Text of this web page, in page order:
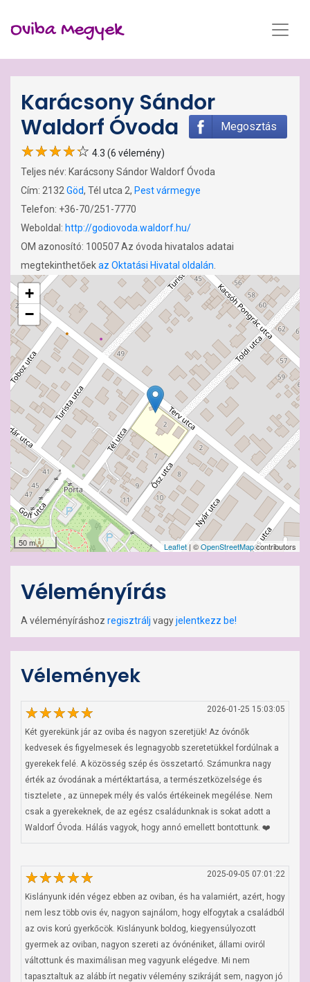
Oviba Megyek
Karácsony Sándor
Waldorf Óvoda
Megosztás
4.3 (6 vélemény)
Teljes név: Karácsony Sándor Waldorf Óvoda
Cím: 2132 Göd, Tél utca 2, Pest vármegye
Telefon: +36-70/251-7770
Weboldal: http://godiovoda.waldorf.hu/
OM azonosító: 100507 Az óvoda hivatalos adatai
megtekinthetőekaz Oktatási Hivatal oldalán
+
−
50 m Leaflet| ©OpenStreetMapcontributors
Véleményírás
A véleményíráshoz regisztrálj vagyjelentkezz be!
Vélemények
2026-01-25 15:03:05
Két gyerekünk jár az oviba és nagyon szeretjük! Az óvónők
kedvesek és figyelmesek és legnagyobb szeretetükkel fordúlnak a
gyerekek felé. A közösség szép és összetartó. Számunkra nagy
érték az óvodának a mértéktartása, a természetközelsége és
tisztelete , az ünnepek mély és valós értékeinek megélése. Nem
csak a gyerekeknek, de az egész családunknak is sokat adott a
Waldorf Óvoda. Hálás vagyok, hogy annó emellett bontottunk. ❤️
2025-09-05 07:01:22
Kislányunk idén végez ebben az oviban, és ha valamiért, azért, hogy
nem lesz több ovis év, nagyon sajnálom, hogy elfogytak a családból
az ovis korú gyerkőcök. Kislányunk boldog, kiegyensúlyozott
gyermek az oviban, nagyon szereti az óvónéniket, állami oviról
váltottunk és maximálisan meg vagyunk elégedve. Mi nem
tapasztaltuk az alább írt negativ vélemény szikráját sem, nagyon jó